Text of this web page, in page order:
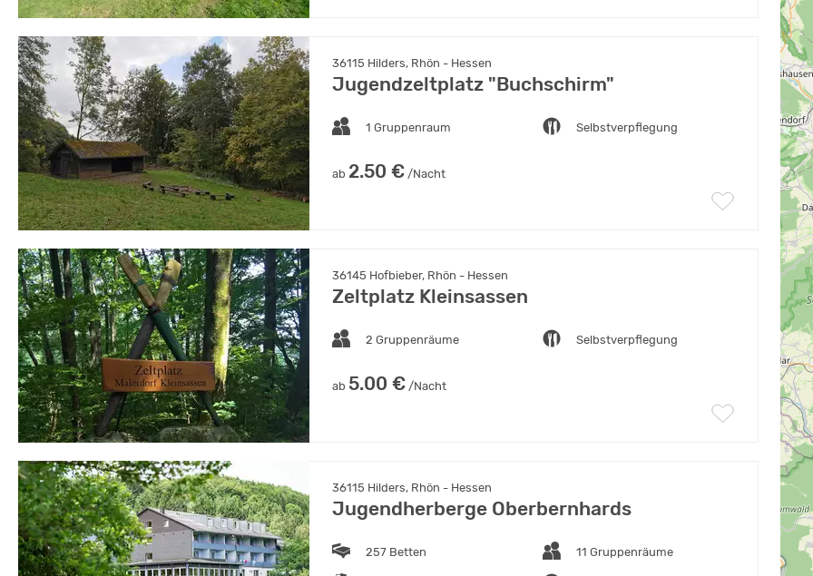
36115 Hilders, Rhön - Hessen
Jugendzeltplatz "Buchschirm"
1 Gruppenraum Selbstverpflegung
ab 2.50 € /Nacht
36145 Hofbieber, Rhön - Hessen
Zeltplatz Kleinsassen
2 Gruppenräume Selbstverpflegung
ab 5.00 € /Nacht
36115 Hilders, Rhön - Hessen
Jugendherberge Oberbernhards
257 Betten 11 Gruppenräume